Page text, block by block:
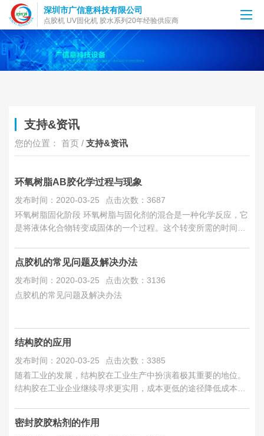
深圳市广信意科技有限公司
点胶机 UV固化机 胶水系列20年经验供应商
支持&资讯
您的位置： 首页 / 支持&资讯
环氧树脂AB胶化学过程与现象
发布时间：2020-03-25
点击次数：3687
环氧树脂固化阶段 环氧树脂与固化剂的混合是一种化学反应，它
是将液体化合物转变成固体的一个过程。这个转变所需的时间是
点胶机的常见问题及解决办法
发布时间：2020-03-25
点击次数：3136
点胶机的常见问题及解决办法
结构胶的应用
发布时间：2020-03-25
点击次数：3385
随着工业的发展，结构胶在工业生产中扮演着极其重要的地位。
结构胶在工业企业继续寻求更实用，成本更低的途径降低成本，
密封胶胶粘剂的作用